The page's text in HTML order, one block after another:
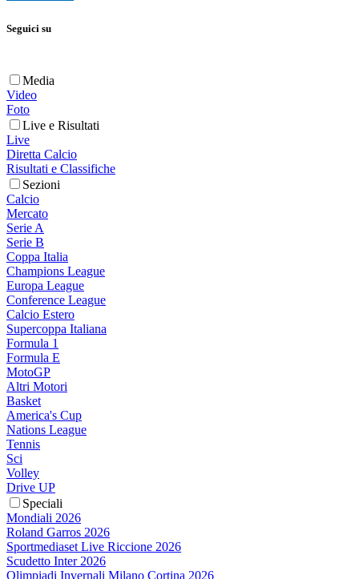
Seguici su
Media
Video
Foto
Live e Risultati
Live
Diretta Calcio
Risultati e Classifiche
Sezioni
Calcio
Mercato
Serie A
Serie B
Coppa Italia
Champions League
Europa League
Conference League
Calcio Estero
Supercoppa Italiana
Formula 1
Formula E
MotoGP
Altri Motori
Basket
America's Cup
Nations League
Tennis
Sci
Volley
Drive UP
Speciali
Mondiali 2026
Roland Garros 2026
Sportmediaset Live Riccione 2026
Scudetto Inter 2026
Olimpiadi Invernali Milano Cortina 2026